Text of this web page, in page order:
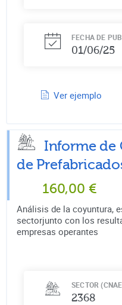
FECHA DE
01/06/25
Ver ejemplo
Informe de
de
160,00 €
Análisis de la coyuntura,
sectorjunto con los
empresas operantes
SECTOR
2368